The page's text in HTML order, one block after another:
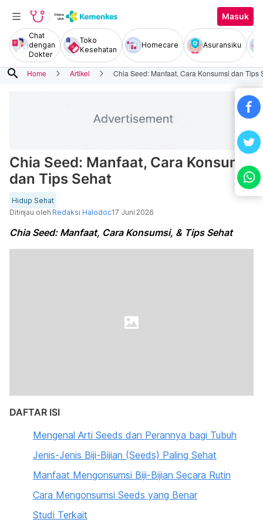
Masuk
Chat
dengan
Dokter
Toko
Kesehatan
Homecare Asuransiku
search Home Artikel Chia Seed: Manfaat, Cara Konsumsi dan Tips
Chia Seed: Manfaat, Cara Konsumsi
dan Tips Sehat
Hidup Sehat
Ditinjau oleh Redaksi Halodoc17 Juni 2026
Chia Seed: Manfaat, Cara Konsumsi, & Tips Sehat
DAFTAR ISI
Mengenal Arti Seeds dan Perannya bagi Tubuh
Jenis-Jenis Biji-Bijian (Seeds) Paling Sehat
Manfaat Mengonsumsi Biji-Bijian Secara Rutin
Cara Mengonsumsi Seeds yang Benar
Studi Terkait